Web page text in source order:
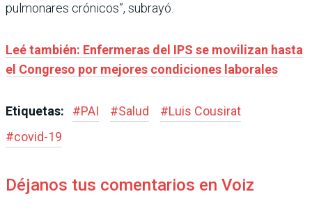
pulmonares crónicos”, subrayó.
Leé también: Enfermeras del IPS se movilizan hasta
el Congreso por mejores condiciones laborales
Etiquetas: #PAI #Salud #Luis Cousirat
#covid-19
Déjanos tus comentarios en Voiz